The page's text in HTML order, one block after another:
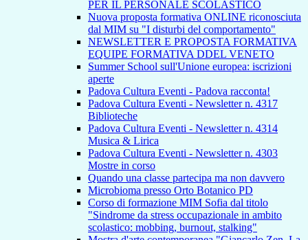
PER IL PERSONALE SCOLASTICO
Nuova proposta formativa ONLINE riconosciuta
dal MIM su "I disturbi del comportamento"
NEWSLETTER E PROPOSTA FORMATIVA
EQUIPE FORMATIVA DDEL VENETO
Summer School sull'Unione europea: iscrizioni
aperte
Padova Cultura Eventi - Padova racconta!
Padova Cultura Eventi - Newsletter n. 4317
Biblioteche
Padova Cultura Eventi - Newsletter n. 4314
Musica & Lirica
Padova Cultura Eventi - Newsletter n. 4303
Mostre in corso
Quando una classe partecipa ma non davvero
Microbioma presso Orto Botanico PD
Corso di formazione MIM Sofia dal titolo
"Sindrome da stress occupazionale in ambito
scolastico: mobbing, burnout, stalking"